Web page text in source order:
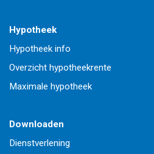
Hypotheek
Hypotheek info
Overzicht hypotheekrente
Maximale hypotheek
Downloaden
Dienstverlening